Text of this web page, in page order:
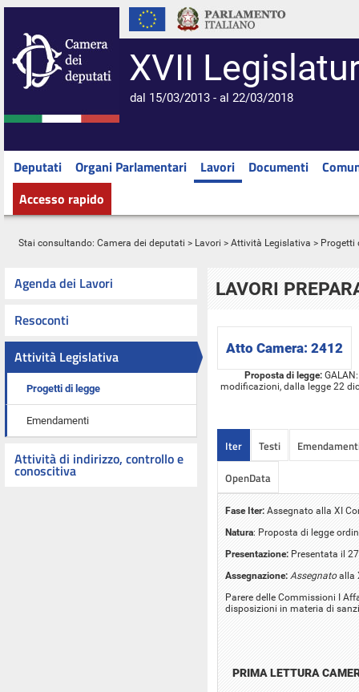
XVII
dal 15/03/2013 - al 22/03/2018
Deputati Organi Parlamentari Lavori Documenti
Accesso rapido
Stai consultando: Camera dei deputati > Lavori > Attività Legislativa > Progetti
Agenda dei Lavori
Resoconti
Attività Legislativa
Progetti di legge
Emendamenti
Attività di indirizzo, controllo e
conoscitiva
LAVORI
Atto Camera: 2412
Proposta di legge:
modificazioni, dalla legge 22
Iter Testi
OpenData
Fase Iter: Assegnato alla XI
Natura: Proposta di legge
Presentazione: Presentata il
Assegnazione: Assegnatoalla
Parere delle Commissioni I
disposizioni in materia di
PRIMA LETTURA